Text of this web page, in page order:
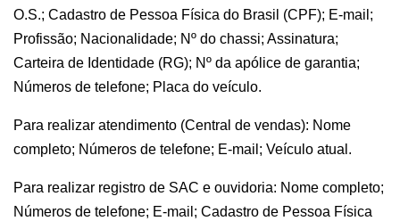
O.S.; Cadastro de Pessoa Física do Brasil (CPF); E-mail;
Profissão; Nacionalidade; Nº do chassi; Assinatura;
Carteira de Identidade (RG); Nº da apólice de garantia;
Números de telefone; Placa do veículo.
Para realizar atendimento (Central de vendas): Nome
completo; Números de telefone; E-mail; Veículo atual.
Para realizar registro de SAC e ouvidoria: Nome completo;
Números de telefone; E-mail; Cadastro de Pessoa Física